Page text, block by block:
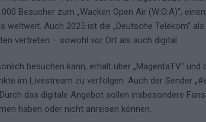
Sallys Café, Westernbrauerei – der Europa-Park 2026
gewinnt verdient, Israel beunruhigend – unser Kommentar
Besucher zum „Wacken Open Air (W:O:A)“,
weltweit. Auch 2025 ist die „Deutsche Telekom“
vertreten – sowohl vor Ort als auch digital.
besuchen kann, erhält über „MagentaTV“ und
im Livestream zu verfolgen. Auch der Sender
das digitale Angebot sollen insbesondere
haben oder nicht anreisen können.